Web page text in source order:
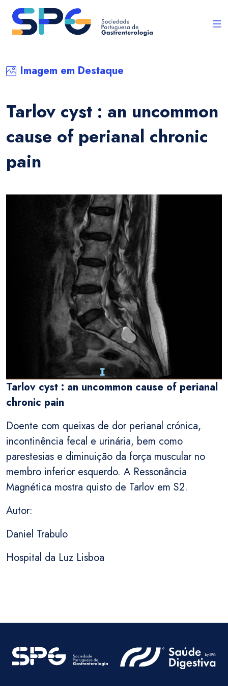
Imagem em Destaque
Tarlov cyst : an uncommon
cause of perianal chronic
pain
Tarlov cyst : an uncommon cause of perianal
chronic pain
Doente com queixas de dor perianal crónica,
incontinência fecal e urinária, bem como
parestesias e diminuição da força muscular no
membro inferior esquerdo. A Ressonância
Magnética mostra quisto de Tarlov em S2.
Autor:
Daniel Trabulo
Hospital da Luz Lisboa